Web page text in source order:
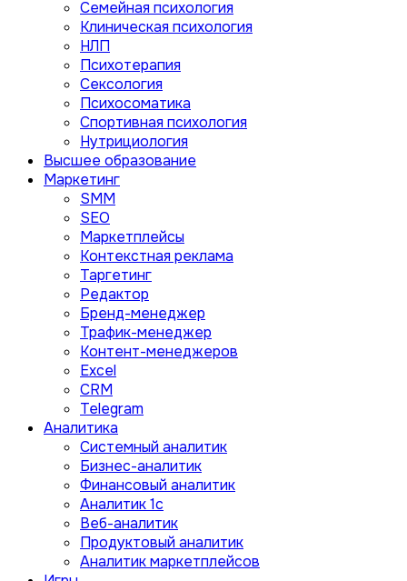
Семейная психология
Клиническая психология
НЛП
Психотерапия
Сексология
Психосоматика
Спортивная психология
Нутрициология
Высшее образование
Маркетинг
SMM
SEO
Маркетплейсы
Контекстная реклама
Таргетинг
Редактор
Бренд-менеджер
Трафик-менеджер
Контент-менеджеров
Excel
CRM
Telegram
Аналитика
Системный аналитик
Бизнес-аналитик
Финансовый аналитик
Aналитик 1с
Веб-аналитик
Продуктовый аналитик
Аналитик маркетплейсов